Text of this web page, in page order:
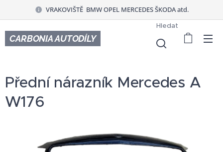
VRAKOVIŠTĚ BMW OPEL MERCEDES ŠKODA atd.
CARBONIA AUTODÍLY
Hledat
Přední nárazník Mercedes A
W176